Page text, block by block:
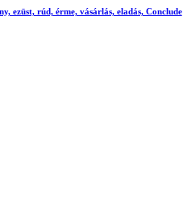
ezüst, rúd, érme, vásárlás, eladás, Conclude